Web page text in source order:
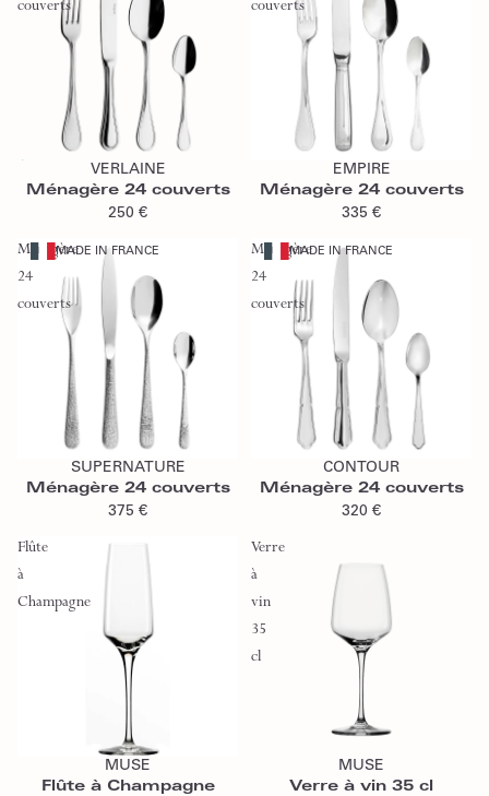
couverts
Épuisé
VERLAINE
Ménagère 24 couverts
250 €
couverts
Ajouter au panier
EMPIRE
Ménagère 24 couverts
335 €
Ménagère
24
couverts
MADE IN FRANCE
Ajouter au panier
SUPERNATURE
Ménagère 24 couverts
375 €
Ménagère
24
couverts
MADE IN FRANCE
Ajouter au panier
CONTOUR
Ménagère 24 couverts
320 €
Flûte
à
Champagne
Ajouter au panier
MUSE
Flûte à Champagne
Verre
à
vin
35
cl
Ajouter au panier
MUSE
Verre à vin 35 cl